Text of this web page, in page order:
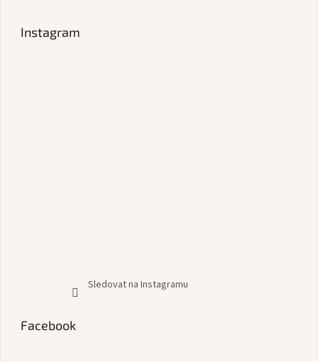
Instagram
Sledovat na Instagramu
Facebook